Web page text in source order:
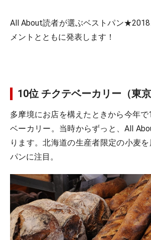
All About読者が選ぶベストパン★2018
メントとともに発表します！
10位 チクテベーカリー（東京
多摩境にお店を構えたときから今年
ベーカリー。当時からずっと、All
ります。北海道の生産者限定の小麦
パンに注目。